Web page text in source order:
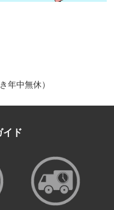
年中無休）
イド